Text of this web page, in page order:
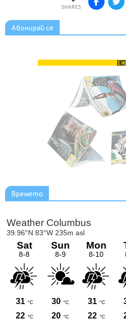
SHARES
Абонирай се
Времето